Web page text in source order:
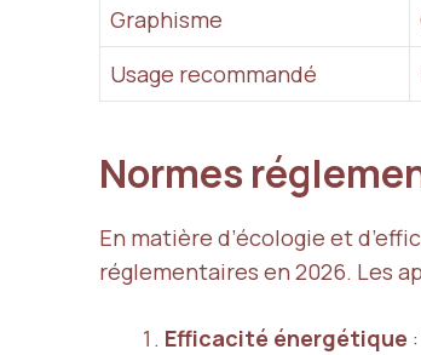
Graphisme
Usage recommandé
Normes
En matière d’écologie et
réglementaires en 2026. Les
Efficacité énergétique